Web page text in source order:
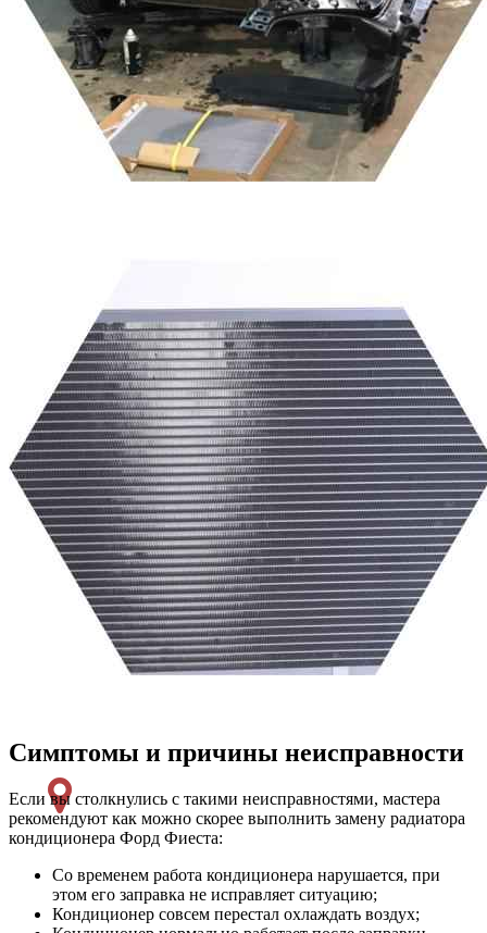
Симптомы и причины неисправности
Если вы столкнулись с такими неисправностями, мастера
рекомендуют как можно скорее выполнить замену радиатора
кондиционера Форд Фиеста:
Со временем работа кондиционера нарушается, при
этом его заправка не исправляет ситуацию;
Кондиционер совсем перестал охлаждать воздух;